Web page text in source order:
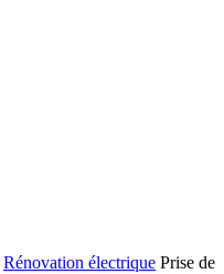
Rénovation électrique Prise de